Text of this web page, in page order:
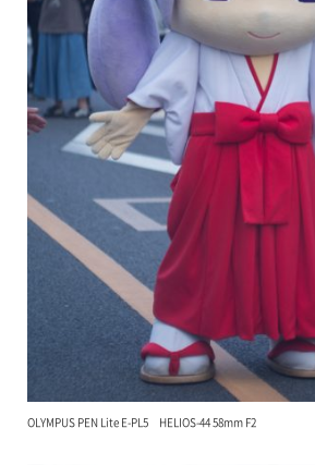
OLYMPUS PEN Lite E-PL5 HELIOS-44 58mm F2